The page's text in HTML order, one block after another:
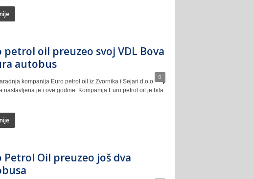
petrol oil preuzeo svoj VDL Bova
autobus
0
kompanija Euro petrol oil iz Zvornika i Sejari d.o.o.
nastavljena je i ove godine. Kompanija Euro petrol oil je bila
Petrol Oil preuzeo još dva